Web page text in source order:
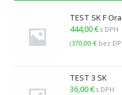
TEST SK F
444,00€ s DPH
(370,00€ bez
TEST 3 SK
36,00€ s DPH